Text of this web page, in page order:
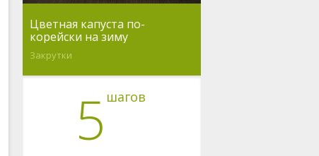
Цветная капуста по-
корейски на зиму
Закрутки
5 шагов